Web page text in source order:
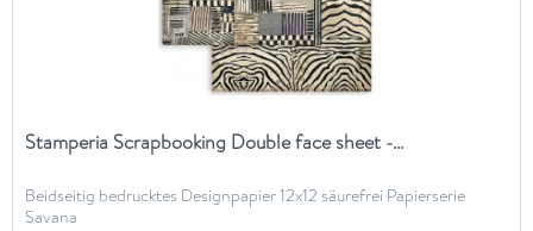
Stamperia Scrapbooking Double face sheet -...
Beidseitig bedrucktes Designpapier 12x12 säurefrei Papierserie
Savana